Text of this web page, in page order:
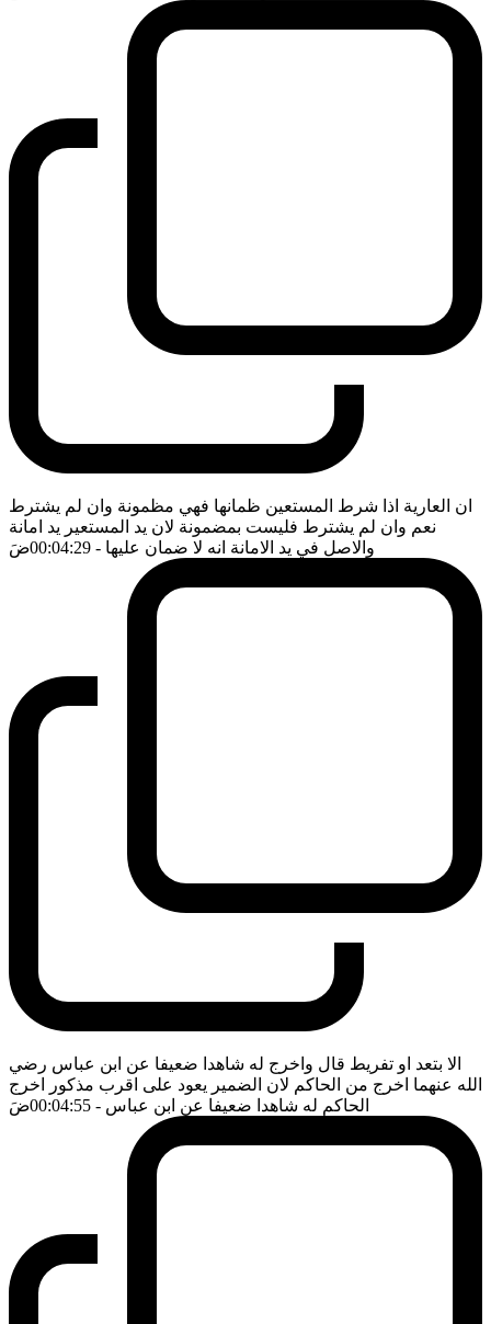
ان العارية اذا شرط المستعين ظمانها فهي مظمونة وان لم يشترط
نعم وان لم يشترط فليست بمضمونة لان يد المستعير يد امانة
والاصل في يد الامانة انه لا ضمان عليها - 00:04:29 ضَ
الا بتعد او تفريط قال واخرج له شاهدا ضعيفا عن ابن عباس رضي
الله عنهما اخرج من الحاكم لان الضمير يعود على اقرب مذكور اخرج
الحاكم له شاهدا ضعيفا عن ابن عباس - 00:04:55 ضَ